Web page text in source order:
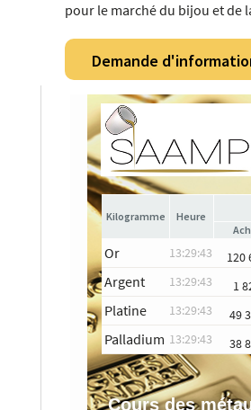
pour le marché du bijou et de
Demande
Heure
Or 13:29:43 120
Argent 13:29:43 1
Platine 13:29:43 49
Palladium 13:29:43 38
Cours des